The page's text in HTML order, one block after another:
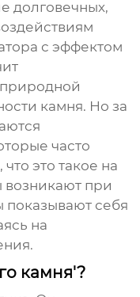
долговечных,
с эффектом
камня. Но за
часто
это такое на
при
себя
на
камня'?